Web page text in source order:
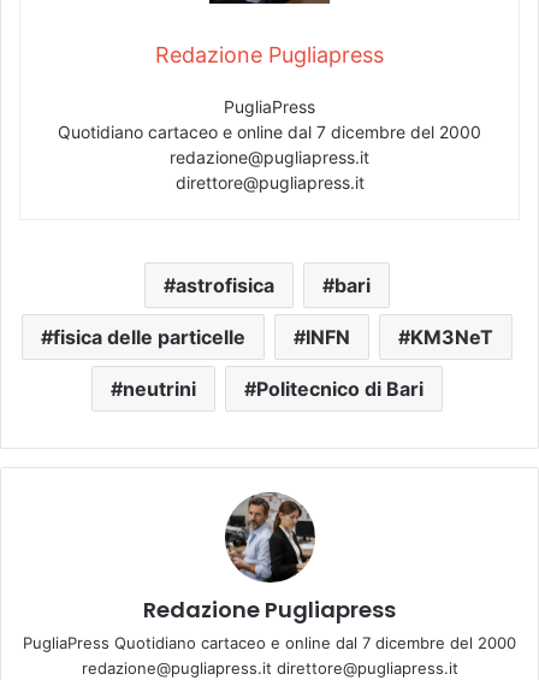
Redazione Pugliapress
PugliaPress
Quotidiano cartaceo e online dal 7 dicembre del 2000
redazione@pugliapress.it
direttore@pugliapress.it
astrofisica bari
fisica delle particelle INFN KM3NeT
neutrini Politecnico di Bari
Redazione Pugliapress
PugliaPress Quotidiano cartaceo e online dal 7 dicembre del 2000
redazione@pugliapress.it direttore@pugliapress.it